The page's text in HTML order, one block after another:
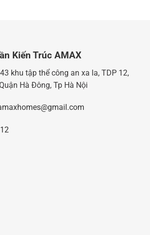
Kiến Trúc AMAX
khu tập thể công an xa la, TDP 12,
Hà Đông, Tp Hà Nội